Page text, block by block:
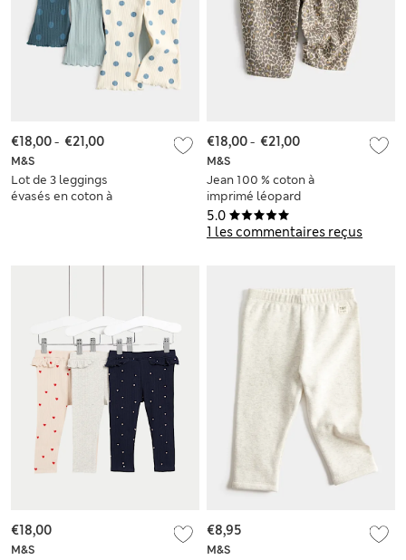
M&S
Lot de 3 leggings
évasés en coton à
€18,00- €21,00
5.0
1 les commentaires reçus
M&S
Jean 100 % coton à
imprimé léopard
(jusqu’au 5 ans)
€18,00- €21,00
M&S
€18,00
M&S
€8,95